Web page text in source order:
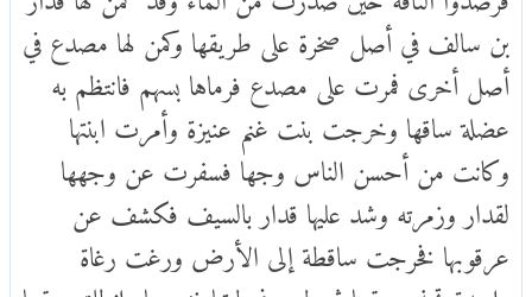
بن سالف في أصل صخرة على طريقها وكمن لها مصدع في
أصل أخرى فمرت على مصدع فرماها بسهم فانتظم به
عضلة ساقها وخرجت بنت غنم عنيزة وأمرت ابنتها
وكانت من أحسن الناس وجها فسفرت عن وجهها
لقدار وزمرته وشد عليها قدار بالسيف فكشف عن
عرقوبها فخرجت ساقطة إلى الأرض ورغت رغاة